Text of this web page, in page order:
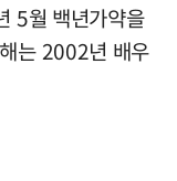
5월 백년가약을
는 2002년 배우